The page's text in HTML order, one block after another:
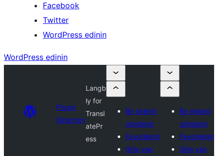
Facebook
Twitter
WordPress edinin
WordPress edinin
Plugin
Directory
Langb
ly for
Transl
atePr
ess
Bir eklenti
gönderin
Favorilerim
Giriş yap
Bir eklenti
gönderin
Favorilerim
Giriş yap